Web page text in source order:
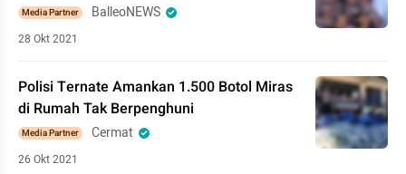
Media Partner BalleoNEWS
28 Okt 2021
Polisi Ternate Amankan 1.500 Botol Miras
di Rumah Tak Berpenghuni
Media Partner Cermat
26 Okt 2021